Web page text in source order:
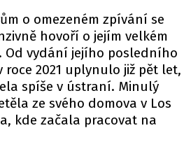
o omezeném zpívání se
hovoří o jejím velkém
vydání jejího posledního
roce 2021 uplynulo již pět let,
spíše v ústraní. Minulý
ze svého domova v Los
kde začala pracovat na